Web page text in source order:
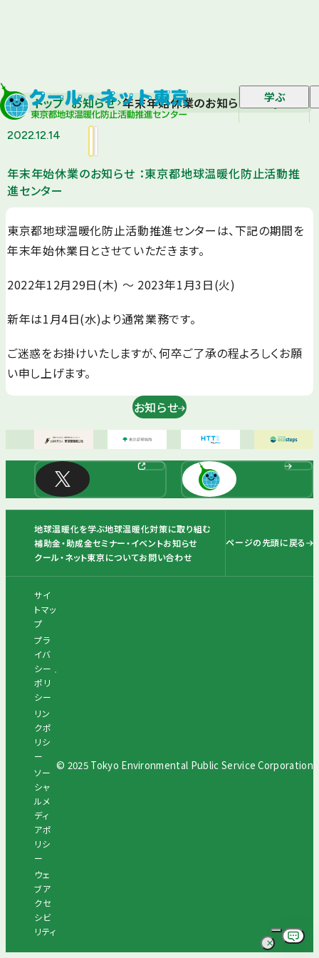
学ぶ
トップ お知らせ 年末年始休業のお知らせ ：東京都地
2022.12.14
年末年始休業のお知らせ ：東京都地球温暖化防止活動推
進センター
東京都地球温暖化防止活動推進センターは、下記の期間を
年末年始休業日とさせていただきます。
2022年12月29日(木) ～ 2023年1月3日(火)
新年は1月4日(水)より通常業務です。
ご迷惑をお掛けいたしますが、何卒ご了承の程よろしくお願
い申し上げます。
お知らせ
地球温暖化を学ぶ地球温暖化対策に取り組む
補助金・助成金セミナー・イベントお知らせ
クール・ネット東京についてお問い合わせ
ページの先頭に戻る
サイ
トマッ
プ
プラ
イバ
シー
ポリ
シー
リン
クポ
リシ
ー
ソー
シャ
ルメ
ディ
アポ
リシ
ー
ウェ
ブア
クセ
シビ
リティ
© 2025 Tokyo Environmental Public Service Corporation